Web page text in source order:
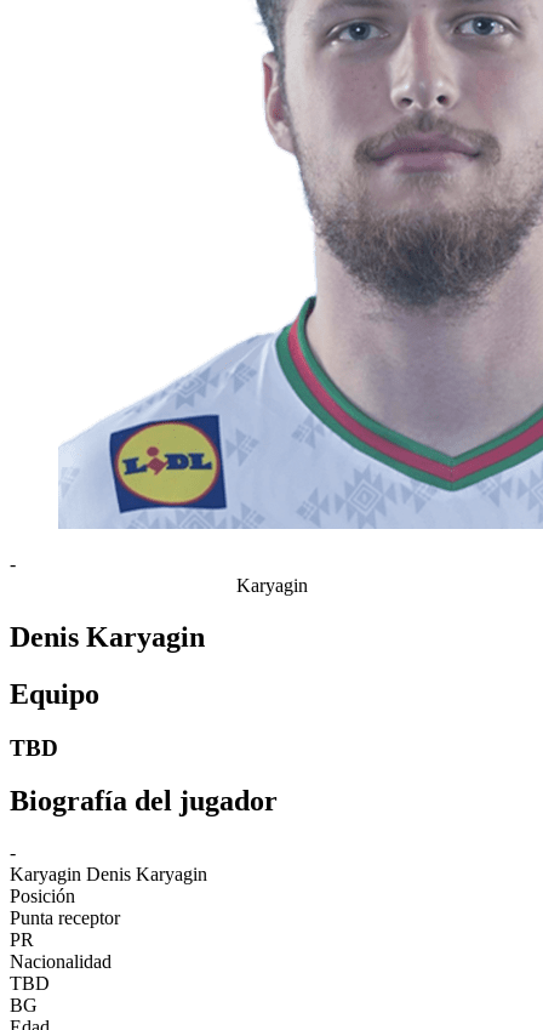
-
Karyagin
Denis Karyagin
Equipo
TBD
Biografía del jugador
-
Karyagin Denis Karyagin
Posición
Punta receptor
PR
Nacionalidad
TBD
BG